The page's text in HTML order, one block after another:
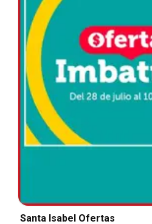
Santa Isabel Ofertas